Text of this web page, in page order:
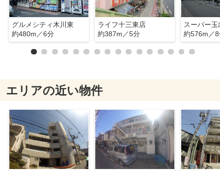
グルメシティ木川東
約480m／6分
ライフ十三東店
約387m／5分
スーパー玉
約576m／
エリアの近い物件